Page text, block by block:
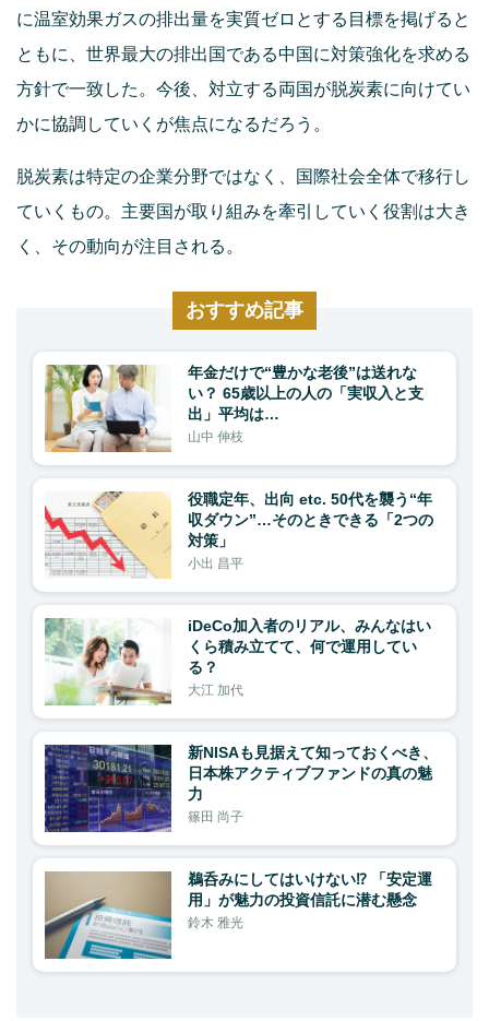
に温室効果ガスの排出量を実質ゼロとする目標を掲げると
ともに、世界最大の排出国である中国に対策強化を求める
方針で一致した。今後、対立する両国が脱炭素に向けてい
かに協調していくが焦点になるだろう。
脱炭素は特定の企業分野ではなく、国際社会全体で移行し
ていくもの。主要国が取り組みを牽引していく役割は大き
く、その動向が注目される。
おすすめ記事
年金だけで“豊かな老後”は送れな
い？ 65歳以上の人の「実収入と支
出」平均は…
山中 伸枝
役職定年、出向 etc. 50代を襲う“年
収ダウン”…そのときできる「2つの
対策」
小出 昌平
iDeCo加入者のリアル、みんなはい
くら積み立てて、何で運用してい
る？
大江 加代
新NISAも見据えて知っておくべき、
日本株アクティブファンドの真の魅
力
篠田 尚子
鵜呑みにしてはいけない⁉ 「安定運
用」が魅力の投資信託に潜む懸念
鈴木 雅光